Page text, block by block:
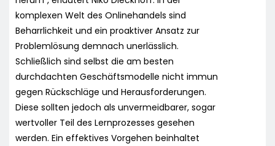
komplexen Welt des Onlinehandels sind
Beharrlichkeit und ein proaktiver Ansatz zur
Problemlösung demnach unerlässlich.
Schließlich sind selbst die am besten
durchdachten Geschäftsmodelle nicht immun
gegen Rückschläge und Herausforderungen.
Diese sollten jedoch als unvermeidbarer, sogar
wertvoller Teil des Lernprozesses gesehen
werden. Ein effektives Vorgehen beinhaltet